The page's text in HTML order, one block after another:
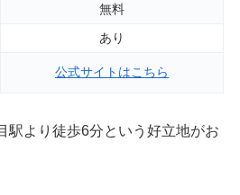
無料
あり
公式サイトはこちら
駅より徒歩6分という好立地がお